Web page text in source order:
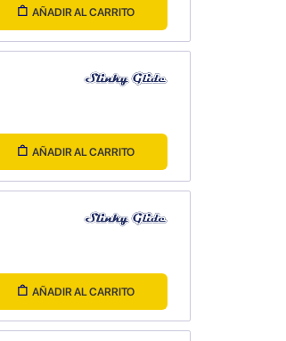
AÑADIR AL CARRITO
AÑADIR AL CARRITO
AÑADIR AL CARRITO